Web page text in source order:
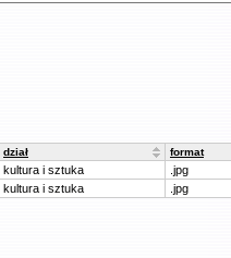
dział format
kultura i sztuka .jpg
kultura i sztuka .jpg